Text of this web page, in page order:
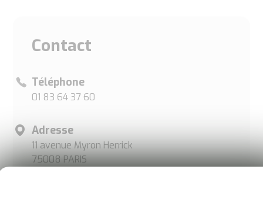
Contact
Téléphone
01 83 64 37 60
Adresse
11 avenue Myron Herrick
75008 PARIS